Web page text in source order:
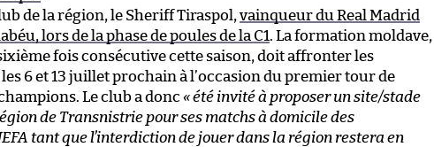
de la région, le Sheriff Tiraspol, vainqueur du Real Madrid
lors de la phase de poules de la C1. La formation moldave,
fois consécutive cette saison, doit affronter les
6 et 13 juillet prochain à l’occasion du premier tour de
Le club a donc « été invité à proposer un site/stade
de Transnistrie pour ses matchs à domicile des
tant que l’interdiction de jouer dans la région restera en